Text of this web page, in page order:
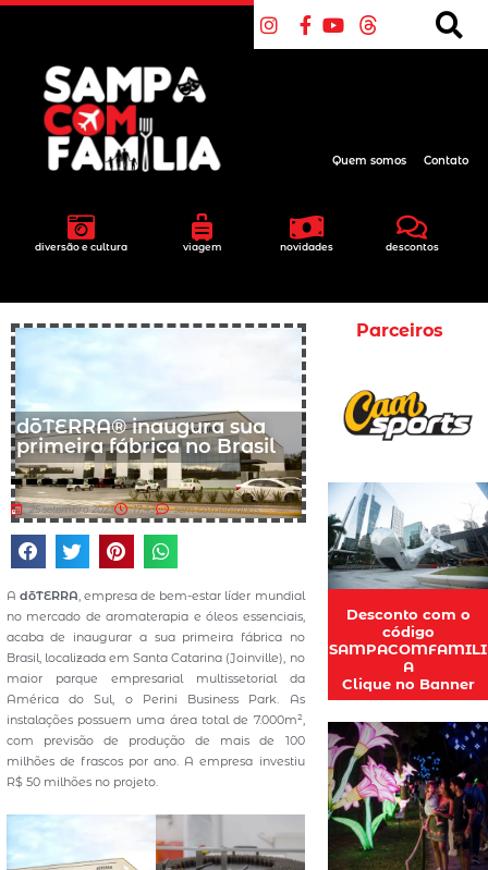
diversão e cultura viagem novidades descontos
Quem somos Contato
dōTERRA® inaugura sua
primeira fábrica no Brasil
25 setembro 2023 17:43 sem comentários
A dōTERRA, empresa de bem-estar líder mundial
no mercado de aromaterapia e óleos essenciais,
acaba de inaugurar a sua primeira fábrica no
Brasil, localizada em Santa Catarina (Joinville), no
maior parque empresarial multissetorial da
América do Sul, o Perini Business Park. As
instalações possuem uma área total de 7.000m²,
com previsão de produção de mais de 100
milhões de frascos por ano. A empresa investiu
R$ 50 milhões no projeto.
Parceiros
Desconto com o
código
SAMPACOMFAMILI
A
Clique no Banner